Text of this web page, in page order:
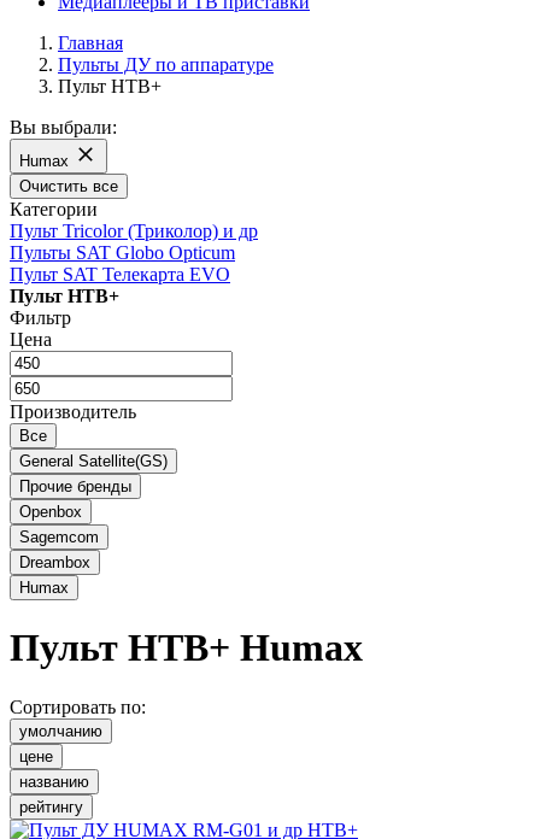
Главная
Пульты ДУ по аппаратуре
Пульт НТВ+
Вы выбрали:
Humax
Очистить все
Категории
Пульт Tricolor (Триколор) и др
Пульты SAT Globo Opticum
Пульт SAT Телекарта EVO
Пульт НТВ+
Фильтр
Цена
Производитель
Все
General Satellite(GS)
Прочие бренды
Openbox
Sagemcom
Dreambox
Humax
Пульт НТВ+ Humax
Сортировать по:
умолчанию
цене
названию
рейтингу